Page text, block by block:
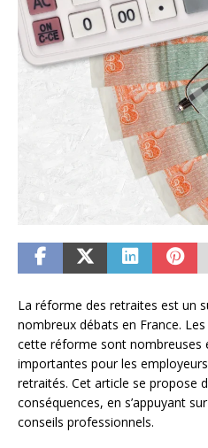
La réforme des retraites est un
nombreux débats en France.
cette réforme sont nombreuses
importantes pour les
retraités. Cet article se propose
conséquences, en s’appuyant
conseils professionnels.